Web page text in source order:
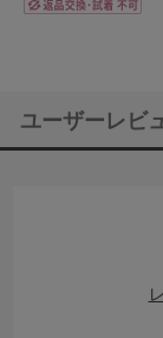
ユーザーレビ